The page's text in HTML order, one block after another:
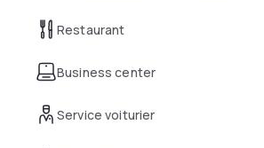
Restaurant
Business center
Service voiturier